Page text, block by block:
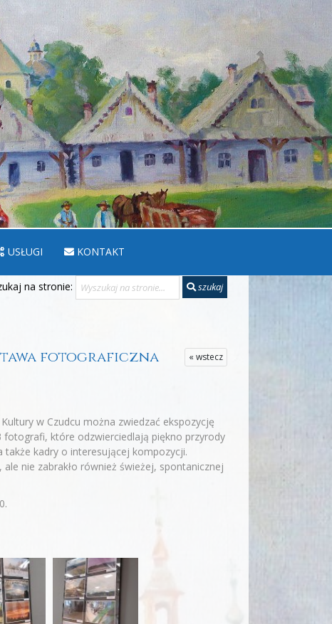
USŁUGI KONTAKT
na stronie: szukaj
« wstecz
fotograficzna
w Czudcu można zwiedzać ekspozycję
fotografi, które odzwierciedlają piękno przyrody
kadry o interesującej kompozycji.
nie zabrakło również świeżej, spontanicznej